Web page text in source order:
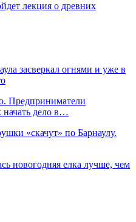
лекция о древних
засверкал огнями и уже в
Предприниматели
начать дело в…
«скачут» по Барнаулу.
новогодняя елка лучше, чем